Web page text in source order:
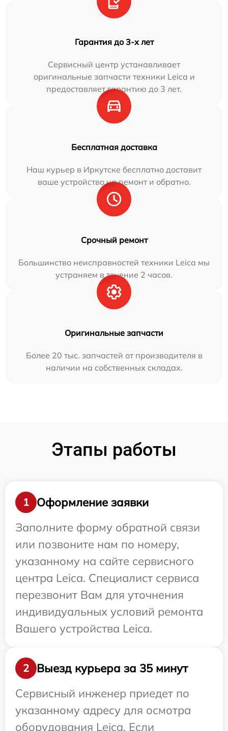
Гарантия до 3-х лет
Сервисный центр устанавливает
оригинальные запчасти техники Leica и
предоставляет гарантию до 3 лет.
Бесплатная доставка
Наш курьер в Иркутске бесплатно доставит
ваше устройство на ремонт и обратно.
Срочный ремонт
Большинство неисправностей техники Leica мы
устраняем в течение 2 часов.
Оригинальные запчасти
Более 20 тыс. запчастей от производителя в
наличии на собственных складах.
Этапы работы
1
Оформление заявки
Заполните форму обратной связи
или позвоните нам по номеру,
указанному на сайте сервисного
центра Leica. Специалист сервиса
перезвонит Вам для уточнения
индивидуальных условий ремонта
Вашего устройства Leica.
2
Выезд курьера за 35 минут
Сервисный инженер приедет по
указанному адресу для осмотра
оборудования Leica. Если